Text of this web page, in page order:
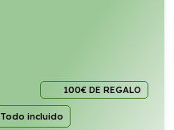
100€ DE REGALO
Todo incluido